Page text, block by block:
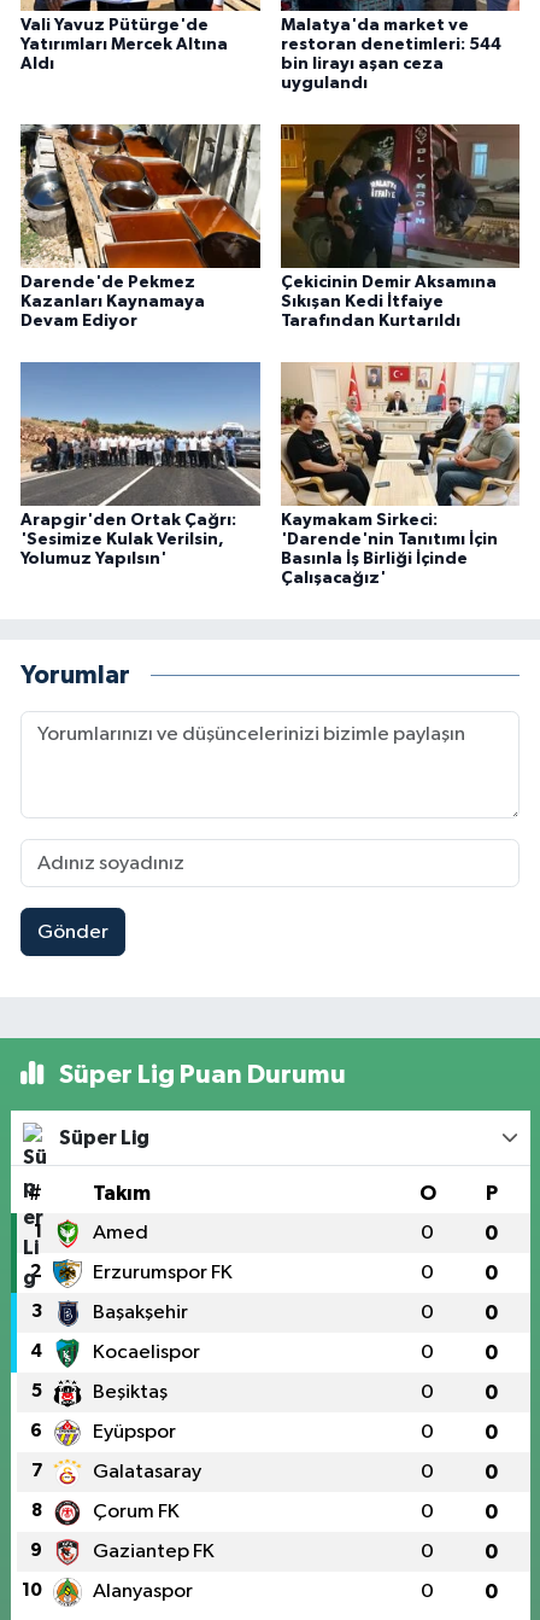
Vali Yavuz Pütürge'de
Yatırımları Mercek Altına
Aldı
Malatya'da market ve
restoran denetimleri: 544
bin lirayı aşan ceza
uygulandı
Darende'de Pekmez
Kazanları Kaynamaya
Devam Ediyor
Çekicinin Demir Aksamına
Sıkışan Kedi İtfaiye
Tarafından Kurtarıldı
Arapgir'den Ortak Çağrı:
'Sesimize Kulak Verilsin,
Yolumuz Yapılsın'
Kaymakam Sirkeci:
'Darende'nin Tanıtımı İçin
Basınla İş Birliği İçinde
Çalışacağız'
Yorumlar
Gönder
Süper Lig Puan Durumu
Süper Lig
# Takım O P
1 Amed 0 0
2 Erzurumspor FK 0 0
3 Başakşehir 0 0
4 Kocaelispor 0 0
5 Beşiktaş 0 0
6 Eyüpspor 0 0
7 Galatasaray 0 0
8 Çorum FK 0 0
9 Gaziantep FK 0 0
10 Alanyaspor 0 0